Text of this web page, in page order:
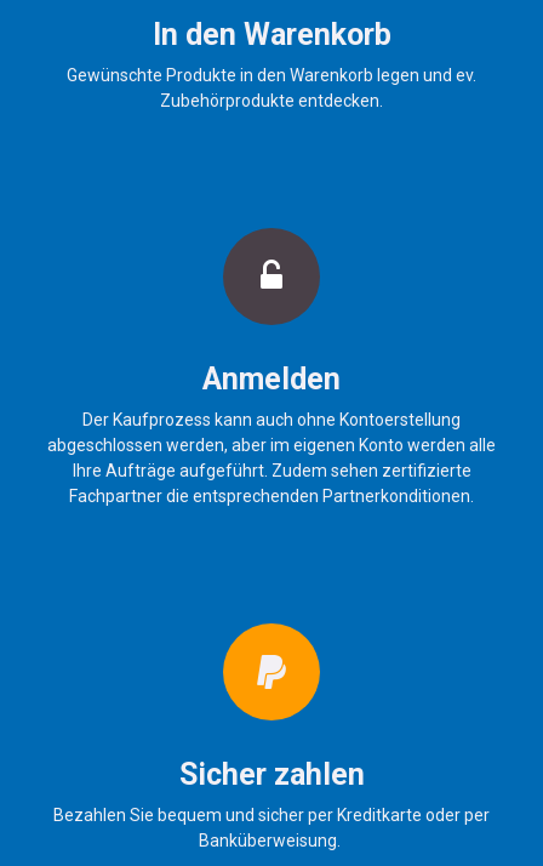
In den Warenkorb
Gewünschte Produkte in den Warenkorb legen und ev.
Zubehörprodukte entdecken.
Anmelden
Der Kaufprozess kann auch ohne Kontoerstellung
abgeschlossen werden, aber im eigenen Konto werden alle
Ihre Aufträge aufgeführt. Zudem sehen zertifizierte
Fachpartner die entsprechenden Partnerkonditionen.
Sicher zahlen
Bezahlen Sie bequem und sicher per Kreditkarte oder per
Banküberweisung.